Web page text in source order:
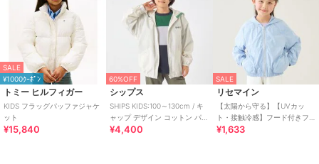
SALE
¥1000ｸｰﾎﾟﾝ
トミー ヒルフィガー
KIDS フラッグパッファジャケ
ット
¥15,840
60%OFF
シップス
SHIPS KIDS:100～130cm / キ
ャップ デザイン コットン パー
カー
¥4,400
SALE
リセマイン
【太陽から守る】【UVカッ
ト・接触冷感】フード付きフ
ルジップパーカ【子供服】
¥1,633